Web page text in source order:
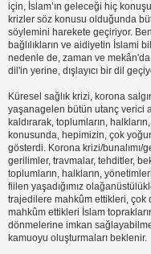
için, İslam’ın geleceği hiç
krizler söz konusu olduğunda
söylemini harekete geçiriyor.
bağlılıkların ve aidiyetin İslami
nedenle de, zaman ve
dil'in yerine, dışlayıcı bir dil
Küresel sağlık krizi, korona
yaşanagelen bütün utanç verici
kaldırarak, toplumların,
konusunda, hepimizin, çok
gösterdi. Korona krizi/
gerilimler, travmalar, tehditler,
toplumların, halkların,
fiilen yaşadığımız
trajedilere mahkûm ettikleri, çok
mahkûm ettikleri İslam
dönmelerine imkan
kamuoyu oluşturmaları beklenir.